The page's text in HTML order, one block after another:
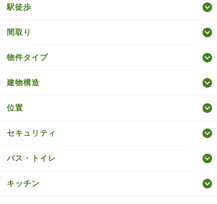
駅徒歩
間取り
物件タイプ
建物構造
位置
セキュリティ
バス・トイレ
キッチン